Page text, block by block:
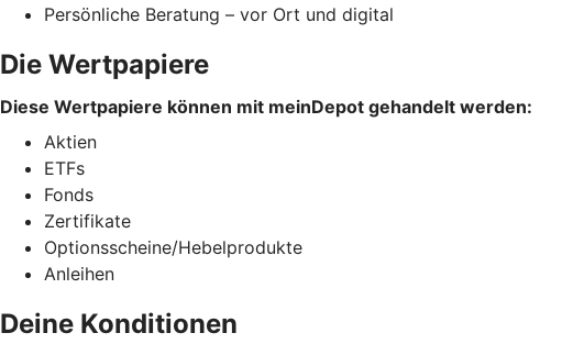
Persönliche Beratung – vor Ort und digital
Die Wertpapiere
Diese Wertpapiere können mit meinDepot gehandelt werden:
Aktien
ETFs
Fonds
Zertifikate
Optionsscheine/Hebelprodukte
Anleihen
Deine Konditionen